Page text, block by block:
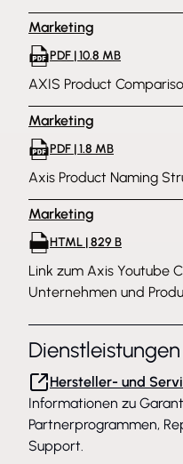
Marketing
PDF | 10.8 MB
AXIS Product
Marketing
PDF | 1.8 MB
Axis Product Naming
Marketing
HTML | 829 B
Link zum Axis Youtube
Unternehmen und
Dienstleistungen
Hersteller- und
Informationen zu
Partnerprogrammen,
Support.